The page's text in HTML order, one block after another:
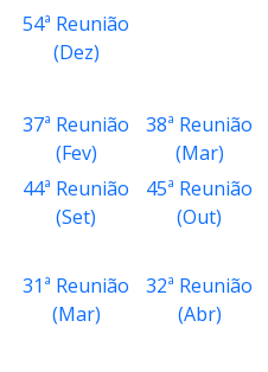
54ª Reunião
(Dez)
37ª Reunião
(Fev)
38ª Reunião
(Mar)
44ª Reunião
(Set)
45ª Reunião
(Out)
31ª Reunião
(Mar)
32ª Reunião
(Abr)